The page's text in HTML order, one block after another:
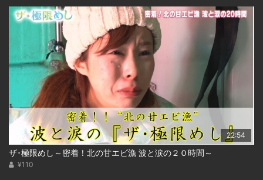
22:54
ザ･極限めし～密着！北の甘エビ漁 波と涙の２０時間～
¥110